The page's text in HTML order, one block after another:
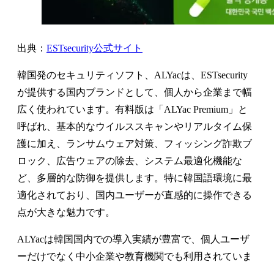
出典： ESTsecurity公式サイト
韓国発のセキュリティソフト、ALYacは、ESTsecurity
が提供する国内ブランドとして、個人から企業まで幅
広く使われています。有料版は「ALYac Premium」と
呼ばれ、基本的なウイルススキャンやリアルタイム保
護に加え、ランサムウェア対策、フィッシング詐欺ブ
ロック、広告ウェアの除去、システム最適化機能な
ど、多層的な防御を提供します。特に韓国語環境に最
適化されており、国内ユーザーが直感的に操作できる
点が大きな魅力です。
ALYacは韓国国内での導入実績が豊富で、個人ユーザ
ーだけでなく中小企業や教育機関でも利用されていま